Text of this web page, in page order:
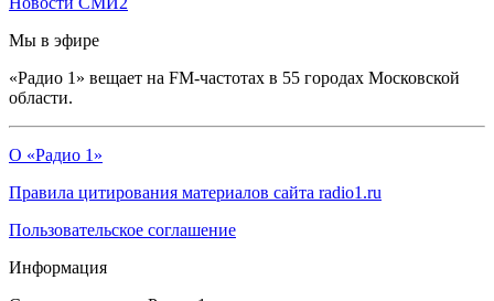
Мы в эфире
«Радио 1» вещает на FM-частотах в 55 городах Московской
области.
О «Радио 1»
Правила цитирования материалов сайта radio1.ru
Пользовательское соглашение
Информация